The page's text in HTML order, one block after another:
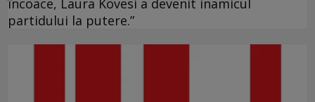
încoace, Laura Kövesi a devenit inamicul
partidului la putere.”